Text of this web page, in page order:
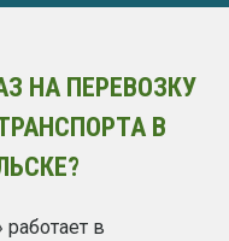
НА ПЕРЕВОЗКУ
В
в